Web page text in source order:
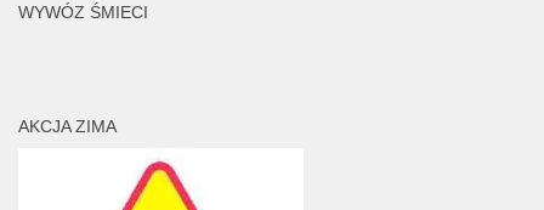
WYWÓZ ŚMIECI
AKCJA ZIMA